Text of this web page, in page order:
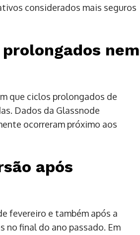
considerados mais seguros
nem
que ciclos prolongados de
Dados da Glassnode
ocorreram próximo aos
após
fevereiro e também após a
no final do ano passado. Em